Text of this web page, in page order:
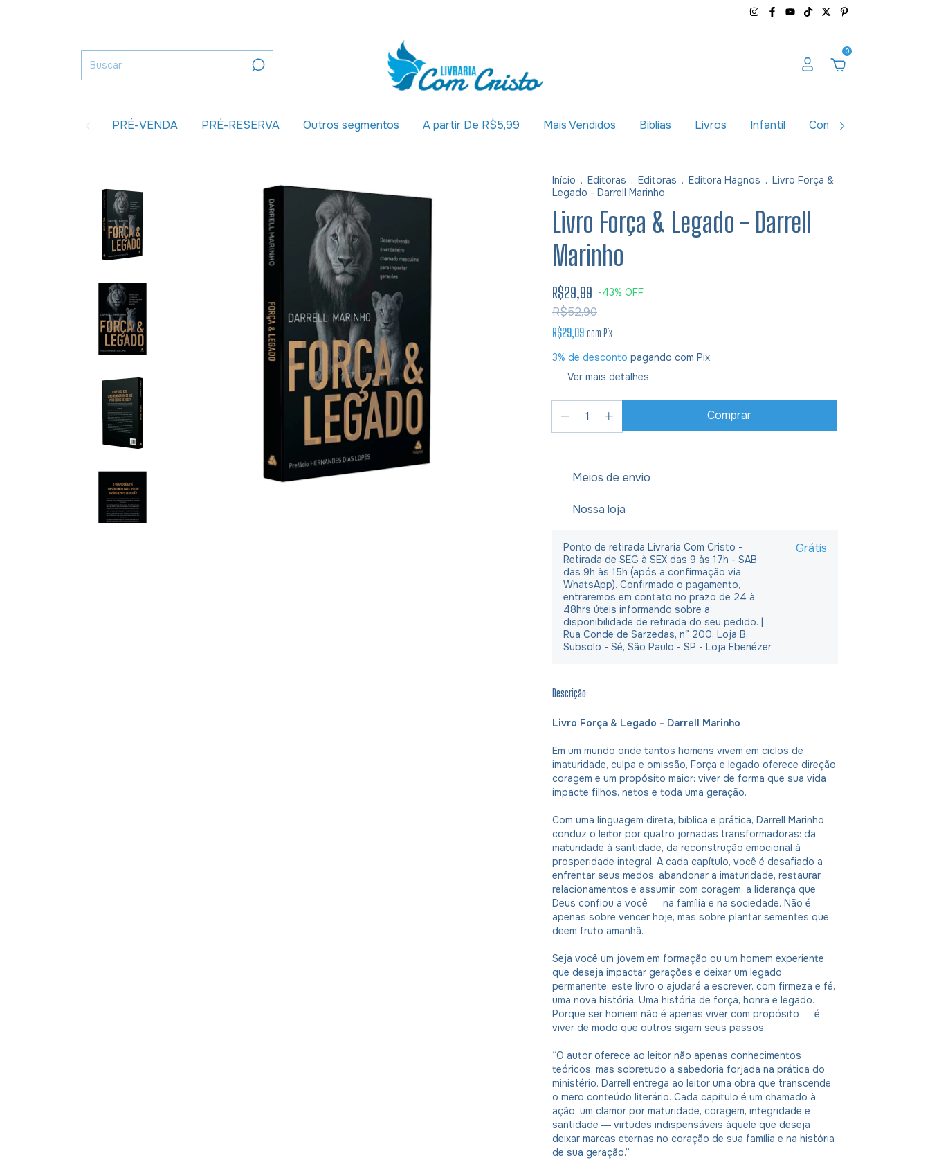
0
PRÉ-VENDA PRÉ-RESERVA Outros segmentos A partir De R$5,99 Mais Vendidos Biblias Livros Infantil Combos
Início . Editoras . Editoras . Editora Hagnos . Livro Força &
Legado - Darrell Marinho
Livro Força & Legado - Darrell
Marinho
R$29,99 -43% OFF
R$52,90
R$29,09 com Pix
3% de desconto pagando com Pix
Ver mais detalhes
Meios de envio
Nossa loja
Ponto de retirada Livraria Com Cristo -
Retirada de SEG à SEX das 9 às 17h - SAB
das 9h às 15h (após a confirmação via
WhatsApp). Confirmado o pagamento,
entraremos em contato no prazo de 24 à
48hrs úteis informando sobre a
disponibilidade de retirada do seu pedido. |
Rua Conde de Sarzedas, n° 200, Loja B,
Subsolo - Sé, São Paulo - SP - Loja Ebenézer
Grátis
Descrição
Livro Força & Legado - Darrell Marinho
Em um mundo onde tantos homens vivem em ciclos de
imaturidade, culpa e omissão, Força e legado oferece direção,
coragem e um propósito maior: viver de forma que sua vida
impacte filhos, netos e toda uma geração.
Com uma linguagem direta, bíblica e prática, Darrell Marinho
conduz o leitor por quatro jornadas transformadoras: da
maturidade à santidade, da reconstrução emocional à
prosperidade integral. A cada capítulo, você é desafiado a
enfrentar seus medos, abandonar a imaturidade, restaurar
relacionamentos e assumir, com coragem, a liderança que
Deus confiou a você ― na família e na sociedade. Não é
apenas sobre vencer hoje, mas sobre plantar sementes que
deem fruto amanhã.
Seja você um jovem em formação ou um homem experiente
que deseja impactar gerações e deixar um legado
permanente, este livro o ajudará a escrever, com firmeza e fé,
uma nova história. Uma história de força, honra e legado.
Porque ser homem não é apenas viver com propósito ― é
viver de modo que outros sigam seus passos.
“O autor oferece ao leitor não apenas conhecimentos
teóricos, mas sobretudo a sabedoria forjada na prática do
ministério. Darrell entrega ao leitor uma obra que transcende
o mero conteúdo literário. Cada capítulo é um chamado à
ação, um clamor por maturidade, coragem, integridade e
santidade ― virtudes indispensáveis àquele que deseja
deixar marcas eternas no coração de sua família e na história
de sua geração.”